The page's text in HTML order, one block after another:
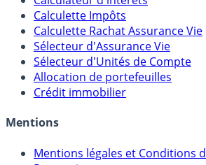
Calculateur d'intérêts
Calculette Impôts
Calculette Rachat Assurance Vie
Sélecteur d'Assurance Vie
Sélecteur d'Unités de Compte
Allocation de portefeuilles